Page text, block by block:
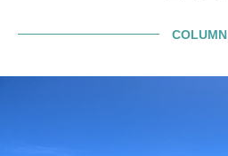
COLUMN